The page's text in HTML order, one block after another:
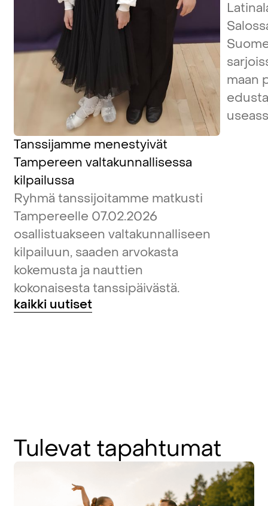
Tanssijamme menestyivät
Tampereen valtakunnallisessa
kilpailussa
Ryhmä tanssijoitamme matkusti
Tampereelle 07.02.2026
osallistuakseen valtakunnalliseen
kilpailuun, saaden arvokasta
kokemusta ja nauttien
kokonaisesta tanssipäivästä.
maan
kaikki uutiset
Tulevat tapahtumat